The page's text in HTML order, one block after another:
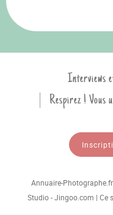
Interviews
Respirez ! Vous
Annuaire-
Studio - Jingoo.com | Ce